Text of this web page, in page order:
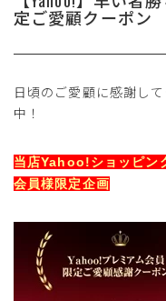
定ご愛顧クーポン
日頃のご愛顧に感謝し
中！
当店Yahoo!ショッピン
会員様限定企画
特徴